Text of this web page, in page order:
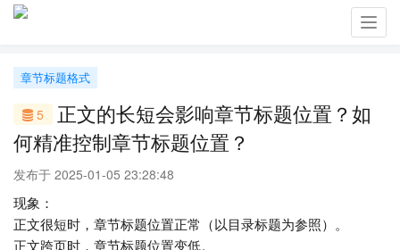
章节标题格式
5
正文的长短会影响章节标题位置？如
何精准控制章节标题位置？
发布于 2025-01-05 23:28:48
现象：
正文很短时，章节标题位置正常（以目录标题为参照）。
正文跨页时，章节标题位置变低。